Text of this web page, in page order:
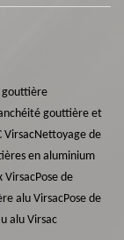
gouttière
gouttière et
VirsacNettoyage de
en aluminium
VirsacPose de
alu VirsacPose de
alu Virsac